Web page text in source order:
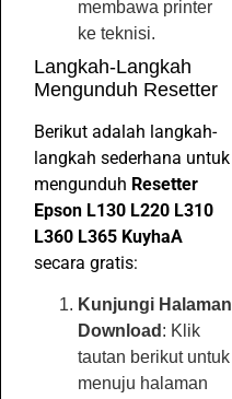
membawa printer
ke teknisi.
Langkah-Langkah
Mengunduh Resetter
Berikut adalah langkah-
langkah sederhana untuk
mengunduh Resetter
Epson L130 L220 L310
L360 L365 KuyhaA
secara gratis:
Kunjungi Halaman
Download : Klik
tautan berikut untuk
menuju halaman